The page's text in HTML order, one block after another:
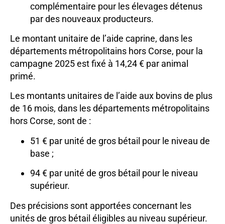
complémentaire pour les élevages détenus
par des nouveaux producteurs.
Le montant unitaire de l’aide caprine, dans les
départements métropolitains hors Corse, pour la
campagne 2025 est fixé à 14,24 € par animal
primé.
Les montants unitaires de l’aide aux bovins de plus
de 16 mois, dans les départements métropolitains
hors Corse, sont de :
51 € par unité de gros bétail pour le niveau de
base ;
94 € par unité de gros bétail pour le niveau
supérieur.
Des précisions sont apportées concernant les
unités de gros bétail éligibles au niveau supérieur.